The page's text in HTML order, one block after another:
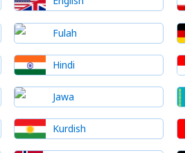
Fulah
Hindi
Jawa
Kurdish